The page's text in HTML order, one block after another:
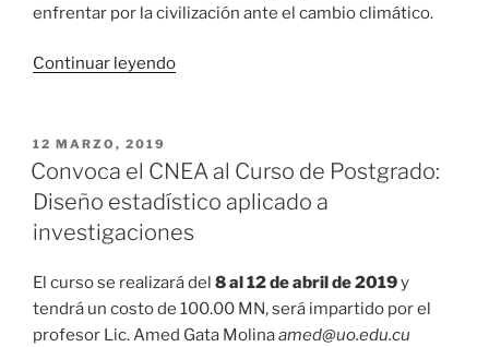
enfrentar por la civilización ante el cambio climático.
Continuar leyendo«Último
de
la
Conferencia
de
Electromagnetismo
Aplicado»
PUBLICADO
EL
12 MARZO, 2019
Convoca el CNEA al Curso de Postgrado:
Diseño estadístico aplicado a
investigaciones
El curso se realizará del 8 al 12 de abril de 2019y
tendrá un costo de 100.00 MN, será impartido por el
profesor Lic. Amed Gata Molinaamed@uo.edu.cu